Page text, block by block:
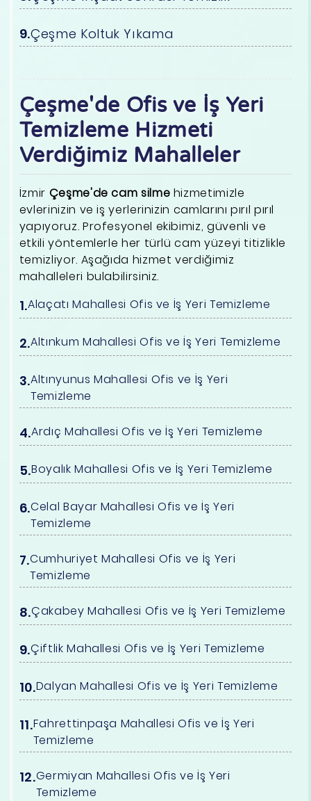
Çeşme Koltuk Yıkama
Çeşme'de Ofis ve İş Yeri
Temizleme Hizmeti
Verdiğimiz Mahalleler
İzmir Çeşme'de cam silme hizmetimizle
evlerinizin ve iş yerlerinizin camlarını pırıl pırıl
yapıyoruz. Profesyonel ekibimiz, güvenli ve
etkili yöntemlerle her türlü cam yüzeyi titizlikle
temizliyor. Aşağıda hizmet verdiğimiz
mahalleleri bulabilirsiniz.
Alaçatı Mahallesi Ofis ve İş Yeri Temizleme
Altınkum Mahallesi Ofis ve İş Yeri Temizleme
Altınyunus Mahallesi Ofis ve İş Yeri
Temizleme
Ardıç Mahallesi Ofis ve İş Yeri Temizleme
Boyalık Mahallesi Ofis ve İş Yeri Temizleme
Celal Bayar Mahallesi Ofis ve İş Yeri
Temizleme
Cumhuriyet Mahallesi Ofis ve İş Yeri
Temizleme
Çakabey Mahallesi Ofis ve İş Yeri Temizleme
Çiftlik Mahallesi Ofis ve İş Yeri Temizleme
Dalyan Mahallesi Ofis ve İş Yeri Temizleme
Fahrettinpaşa Mahallesi Ofis ve İş Yeri
Temizleme
Germiyan Mahallesi Ofis ve İş Yeri
Temizleme